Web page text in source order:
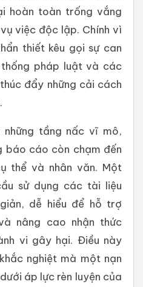
hoàn toàn trống vắng
việc độc lập. Chính vì
thiết kêu gọi sự can
pháp luật và các
đẩy những cải cách
tầng nấc vĩ mô,
báo cáo còn chạm đến
thể và nhân văn. Một
sử dụng các tài liệu
dễ hiểu để hỗ trợ
nâng cao nhận thức
vi gây hại. Điều này
nghiệt mà một nạn
áp lực rèn luyện của